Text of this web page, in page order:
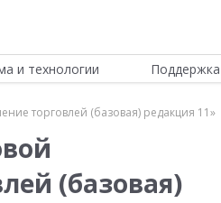
и технологии
торговлей (базовая) редакция 11»
(базовая)